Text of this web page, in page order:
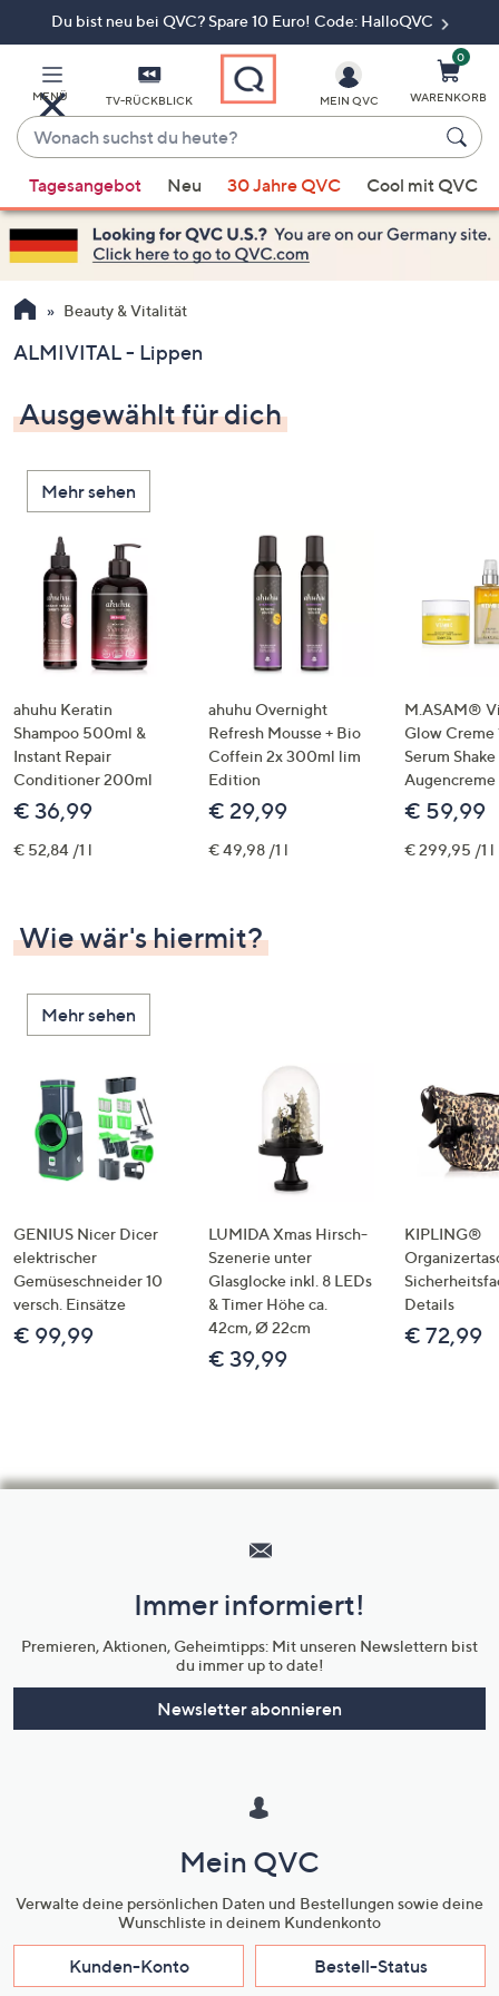
Du bist neu bei QVC? Spare 10 Euro! Code: HalloQVC
MENÜ TV-RÜCKBLICK
Wonach
suchst
du
heute?
Vorschläge
verfügbar
sind,
verwenden
Sie
Pfeiltasten
oben
und
nach
unten
oder
wischen
Touch-
Geräten
links
bzw.
rechts,
um
diese
anzuzeigen.
MEIN QVC
0
WARENKORB
Tagesangebot Neu 30 Jahre QVC Cool mit QVC
Beauty & Vitalität
ALMIVITAL - Lippen
Ausgewählt für dich
Mehr sehen
ahuhu Keratin
Shampoo 500ml &
Instant Repair
Conditioner 200ml
€ 36,99
€ 52,84 /1 l
ahuhu Overnight
Refresh Mousse + Bio
Coffein 2x 300ml lim
Edition
€ 29,99
€ 49,98 /1 l
M.ASAM®
Glow Creme
Serum
€ 59,99
€ 299,95 /1 l
Wie wär's hiermit?
Mehr sehen
GENIUS Nicer Dicer
elektrischer
Gemüseschneider 10
versch. Einsätze
€ 99,99
LUMIDA Xmas Hirsch-
Szenerie unter
Glasglocke inkl. 8 LEDs
& Timer Höhe ca.
42cm, Ø 22cm
€ 39,99
KIPLING®
Details
€ 72,99
Unternehmensinformationen
Immer informiert!
Premieren, Aktionen, Geheimtipps: Mit unseren Newslettern bist
du immer up to date!
Newsletter abonnieren
Mein QVC
Verwalte deine persönlichen Daten und Bestellungen sowie deine
Wunschliste in deinem Kundenkonto
Kunden-Konto Bestell-Status